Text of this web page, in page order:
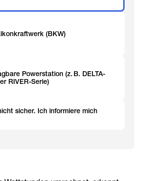
(BKW)
Powerstation (z. B. DELTA-
RIVER-Serie)
sicher. Ich informiere mich